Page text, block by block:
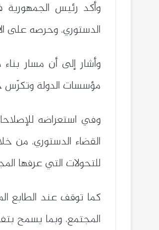
وأكد رئيس
الدستوري، وحرصه على
وأشار إلى أن مسار
مؤسسات الدولة وتكرّس
القضاء الدستوري، من
للتحولات التي عرفها
كما توقف عند الطابع
المجتمع، وبما يسمح